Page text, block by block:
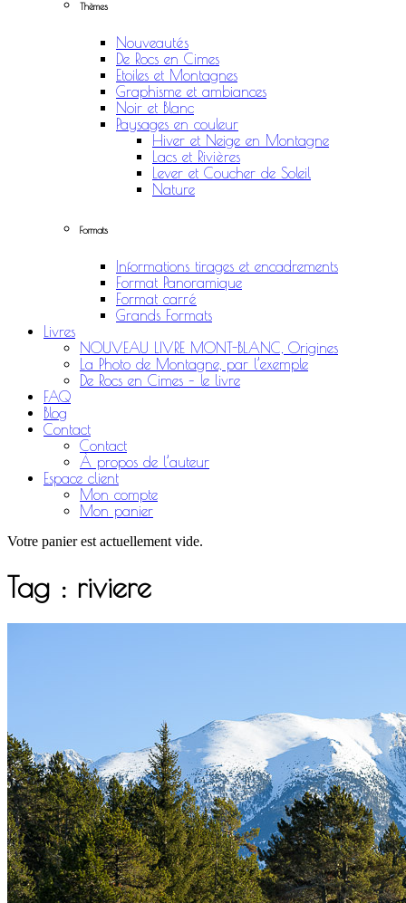
Thèmes
Nouveautés
De Rocs en Cimes
Etoiles et Montagnes
Graphisme et ambiances
Noir et Blanc
Paysages en couleur
Hiver et Neige en Montagne
Lacs et Rivières
Lever et Coucher de Soleil
Nature
Formats
Informations tirages et encadrements
Format Panoramique
Format carré
Grands Formats
Livres
NOUVEAU LIVRE MONT-BLANC, Origines
La Photo de Montagne, par l’exemple
De Rocs en Cimes – le livre
FAQ
Blog
Contact
Contact
À propos de l’auteur
Espace client
Mon compte
Mon panier
Votre panier est actuellement vide.
Tag : riviere